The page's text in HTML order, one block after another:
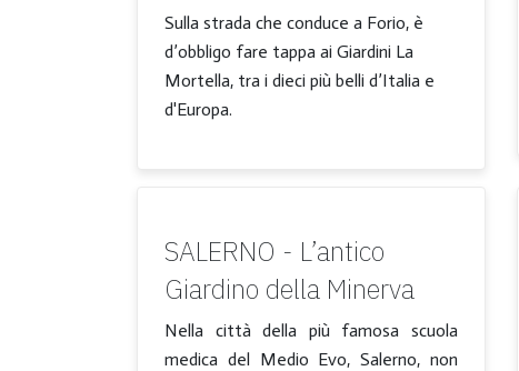
Sulla strada che conduce a Forio, è
d’obbligo fare tappa ai Giardini La
Mortella, tra i dieci più belli d’Italia e
d'Europa.
SALERNO - L’antico
Giardino della Minerva
Nella città della più famosa scuola
medica del Medio Evo, Salerno, non